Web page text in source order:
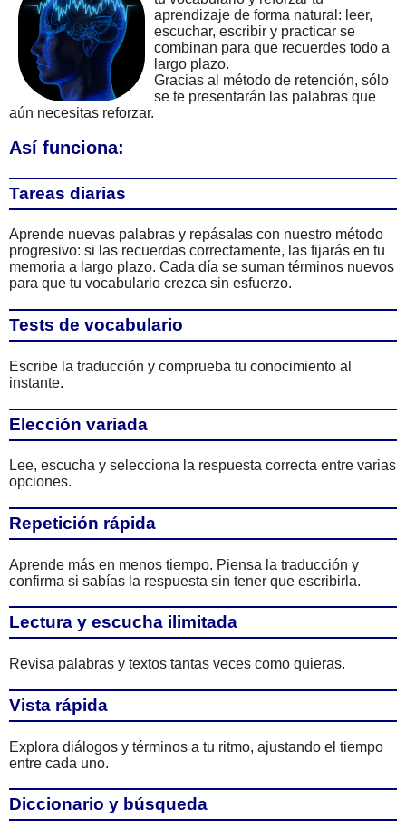
aprendizaje de forma natural: leer,
escuchar, escribir y practicar se
combinan para que recuerdes todo a
largo plazo.
Gracias al método de retención, sólo
se te presentarán las palabras que
aún necesitas reforzar.
Así funciona:
Tareas diarias
Aprende nuevas palabras y repásalas con nuestro método
progresivo: si las recuerdas correctamente, las fijarás en tu
memoria a largo plazo. Cada día se suman términos nuevos
para que tu vocabulario crezca sin esfuerzo.
Tests de vocabulario
Escribe la traducción y comprueba tu conocimiento al
instante.
Elección variada
Lee, escucha y selecciona la respuesta correcta entre varias
opciones.
Repetición rápida
Aprende más en menos tiempo. Piensa la traducción y
confirma si sabías la respuesta sin tener que escribirla.
Lectura y escucha ilimitada
Revisa palabras y textos tantas veces como quieras.
Vista rápida
Explora diálogos y términos a tu ritmo, ajustando el tiempo
entre cada uno.
Diccionario y búsqueda